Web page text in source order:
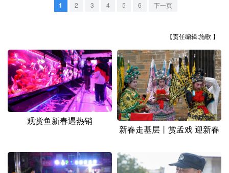
北京 天津 河北 山西
辽宁 吉林 上海 江苏
浙江 安徽 福建 江西
山东 河南 湖北 湖南
四川 贵州 云南 西藏
1 2 3 4 5 6 下一页
【责任编辑:施歌 】
观赏鱼新春遇热销
新春走基层丨赏孟戏 迎新春